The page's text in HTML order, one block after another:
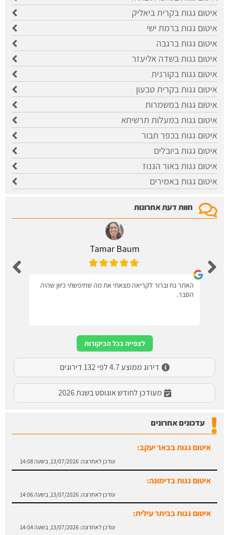
איטום גגות בקרית ביאליק
איטום גגות ברמת ישי
איטום גגות ברגבה
איטום גגות בשדה אליעזר
איטום גגות בקורנית
איטום גגות בקרית טבעון
איטום גגות במשמרות
איטום גגות במעלות תרשיחא
איטום גגות בכפר תבור
איטום גגות ביובלים
איטום גגות באור הגנוז
איטום גגות באמירים
חוות דעת אחרונות
Tamar Baum
האתר נח וברור לקריאה מצאתי את מה שחיפשתי כיוון שהיה
הסבר.
לצפייה בכל הביקורות
דירוג ממוצע 4.7 לפי 132 דירוגים
מעודכן לחודש אוגוסט בשנת 2026
עדכונים אחרונים
איטום גגות בבאר יעקב:
עודכן לאחרונה: 13/07/2026, בשעה 14:08
איטום גגות בדימונה:
עודכן לאחרונה: 13/07/2026, בשעה 14:06
איטום גגות בביתר עילית:
עודכן לאחרונה: 13/07/2026, בשעה 14:04